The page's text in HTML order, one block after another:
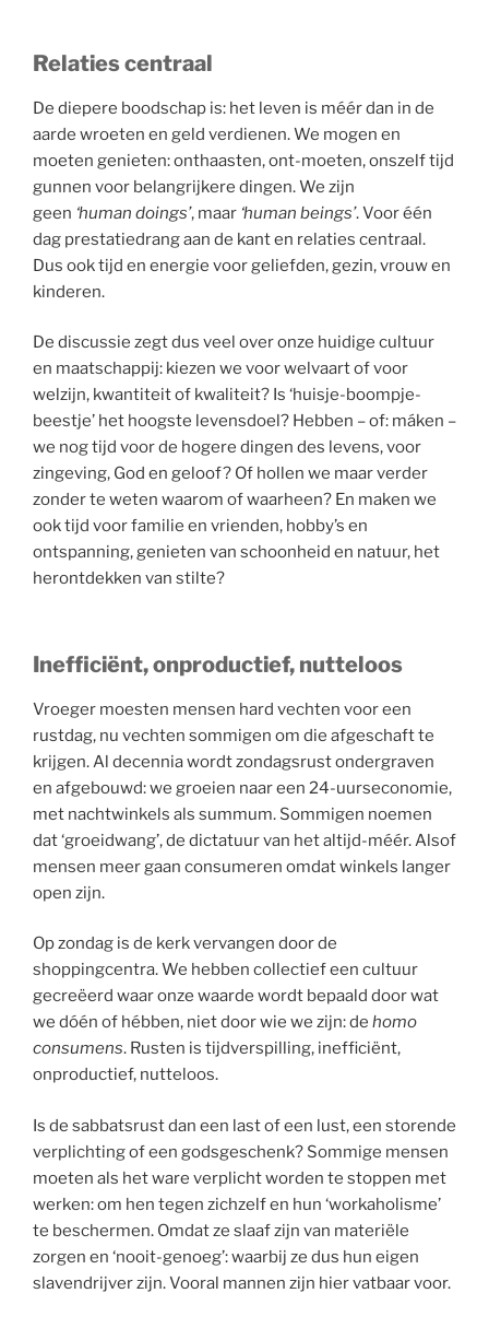
Relaties centraal
De diepere boodschap is: het leven is méér dan in de
aarde wroeten en geld verdienen. We mogen en
moeten genieten: onthaasten, ont-moeten, onszelf tijd
gunnen voor belangrijkere dingen. We zijn
geen ‘human doings’, maar ‘human beings’. Voor één
dag prestatiedrang aan de kant en relaties centraal.
Dus ook tijd en energie voor geliefden, gezin, vrouw en
kinderen.
De discussie zegt dus veel over onze huidige cultuur
en maatschappij: kiezen we voor welvaart of voor
welzijn, kwantiteit of kwaliteit? Is ‘huisje-boompje-
beestje’ het hoogste levensdoel? Hebben – of: máken –
we nog tijd voor de hogere dingen des levens, voor
zingeving, God en geloof? Of hollen we maar verder
zonder te weten waarom of waarheen? En maken we
ook tijd voor familie en vrienden, hobby’s en
ontspanning, genieten van schoonheid en natuur, het
herontdekken van stilte?
Inefficiënt, onproductief, nutteloos
Vroeger moesten mensen hard vechten voor een
rustdag, nu vechten sommigen om die afgeschaft te
krijgen. Al decennia wordt zondagsrust ondergraven
en afgebouwd: we groeien naar een 24-uurseconomie,
met nachtwinkels als summum. Sommigen noemen
dat ‘groeidwang’, de dictatuur van het altijd-méér. Alsof
mensen meer gaan consumeren omdat winkels langer
open zijn.
Op zondag is de kerk vervangen door de
shoppingcentra. We hebben collectief een cultuur
gecreëerd waar onze waarde wordt bepaald door wat
we dóén of hébben, niet door wie we zijn: de homo
consumens. Rusten is tijdverspilling, inefficiënt,
onproductief, nutteloos.
Is de sabbatsrust dan een last of een lust, een storende
verplichting of een godsgeschenk? Sommige mensen
moeten als het ware verplicht worden te stoppen met
werken: om hen tegen zichzelf en hun ‘workaholisme’
te beschermen. Omdat ze slaaf zijn van materiële
zorgen en ‘nooit-genoeg’: waarbij ze dus hun eigen
slavendrijver zijn. Vooral mannen zijn hier vatbaar voor.